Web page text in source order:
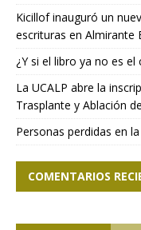
Kicillof inauguró un
escrituras en Almirante
¿Y si el libro ya no es el
La UCALP abre la
Trasplante y Ablación
Personas perdidas en
COMENTARIOS